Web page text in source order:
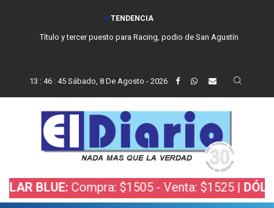
TENDENCIA
Título y tercer puesto para Racing, podio de San Agustín
13 : 46 : 46 Sábado, 8 De Agosto - 2026
Compra: $1505 - Venta: $1525 |DÓLAR